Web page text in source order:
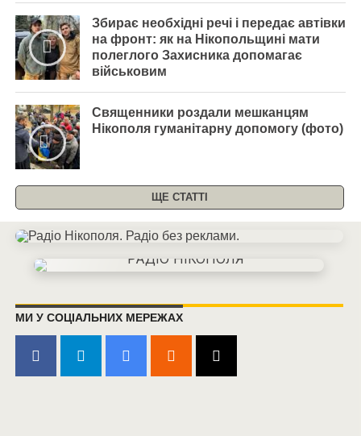
Збирає необхідні речі і передає автівки
на фронт: як на Нікопольщині мати
полеглого Захисника допомагає
військовим
Священники роздали мешканцям
Нікополя гуманітарну допомогу (фото)
ЩЕ СТАТТІ
МИ У СОЦІАЛЬНИХ МЕРЕЖАХ